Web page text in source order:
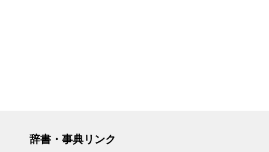
辞書・事典リンク